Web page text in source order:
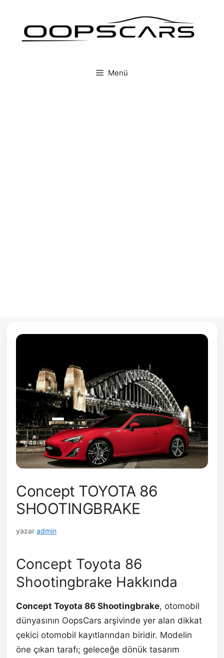
Menü
Concept TOYOTA 86
SHOOTINGBRAKE
yazar admin
Concept Toyota 86
Shootingbrake Hakkında
Concept Toyota 86 Shootingbrake, otomobil
dünyasının OopsCars arşivinde yer alan dikkat
çekici otomobil kayıtlarından biridir. Modelin
öne çıkan tarafı; geleceğe dönük tasarım